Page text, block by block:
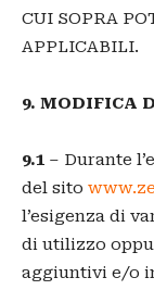
CUI SOPRA
APPLICABILI.
9. MODIFICA
9.1 – Durante
del sito
l’esigenza di
di utilizzo
aggiuntivi e/o